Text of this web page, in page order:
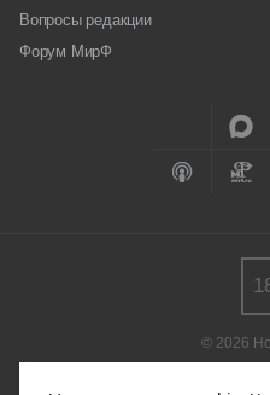
Вопросы редакции
Форум МирФ
© 2026